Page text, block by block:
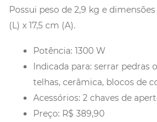
Possui peso de 2,9 kg e
(L) x 17,5 cm (A).
Potência: 1300 W
Indicada para: serrar pedras
telhas, cerâmica, blocos de
Acessórios: 2 chaves de
Preço: R$ 389,90